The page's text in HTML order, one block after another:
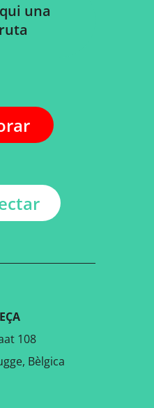
una
ruta
108
Bèlgica